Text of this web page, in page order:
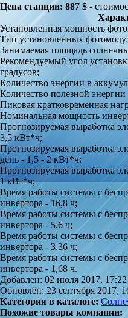
Цена станции: 887 $ -
Установленная мощность
Тип установленных
Занимаемая площадь
Рекомендуемый угол
градусов;
Количество энергии в
Количество полезной
Пиковая кратковременная
Номинальная мощность
Прогнозируемая выработка
3,5 кВт*ч;
Прогнозируемая выработка
день - 1,5 - 2 кВт*ч;
Прогнозируемая выработка
1 кВт*ч;
Время работы системы с
инвертора - 16,8 ч;
Время работы системы с
инвертора - 5,6 ч;
Время работы системы с
инвертора - 3,36 ч;
Время работы системы с
инвертора - 1,68 ч.
Добавлен: 02 июля 2017, 17:22
Обновлён: 23 сентября 2017,
Категория в каталоге:
Похожие товары компании: